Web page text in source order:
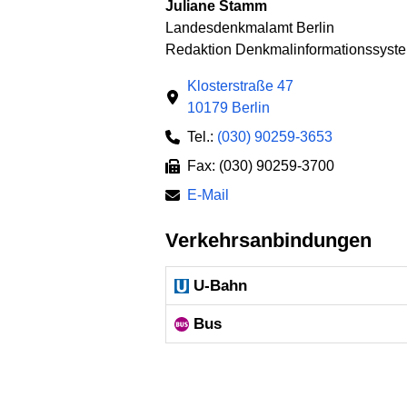
Juliane Stamm
Landesdenkmalamt Berlin
Redaktion
Klosterstraße 47
10179 Berlin
Tel.: (030) 90259-3653
Fax: (030) 90259-3700
E-Mail
Verkehrsanbindungen
U-Bahn
Bus